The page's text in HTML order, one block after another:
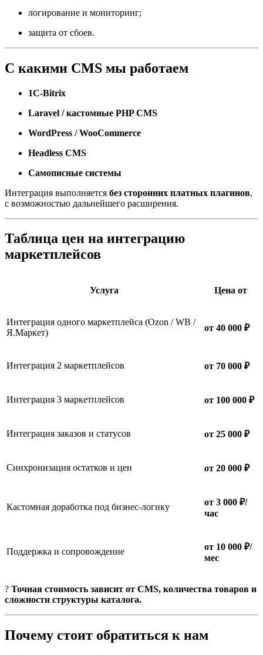
логирование и мониторинг;
защита от сбоев.
С какими CMS мы работаем
1C-Bitrix
Laravel / кастомные PHP CMS
WordPress / WooCommerce
Headless CMS
Самописные системы
Интеграция выполняется без сторонних платных плагинов,
с возможностью дальнейшего расширения.
Таблица цен на интеграцию
маркетплейсов
Услуга Цена от
Интеграция одного маркетплейса (Ozon / WB /
Я.Маркет)
от 40 000 ₽
Интеграция 2 маркетплейсов от 70 000 ₽
Интеграция 3 маркетплейсов от 100 000 ₽
Интеграция заказов и статусов от 25 000 ₽
Синхронизация остатков и цен от 20 000 ₽
Кастомная доработка под бизнес-логику
от 3 000 ₽/
час
Поддержка и сопровождение
от 10 000 ₽/
мес
? Точная стоимость зависит от CMS, количества товаров и
сложности структуры каталога.
Почему стоит обратиться к нам